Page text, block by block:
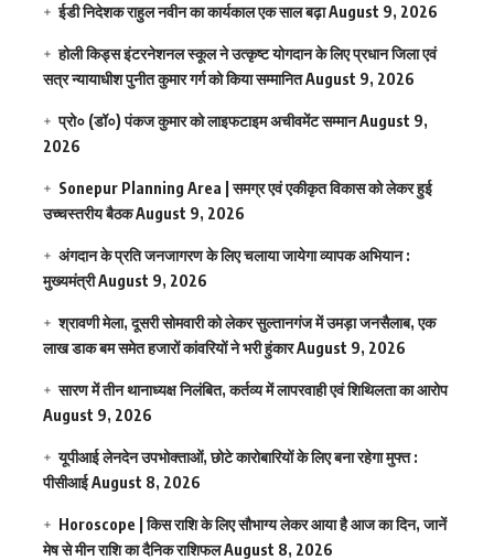
ईडी निदेशक राहुल नवीन का कार्यकाल एक साल बढ़ाAugust 9, 2026
होली किड्स इंटरनेशनल स्कूल ने उत्कृष्ट योगदान के लिए प्रधान जिला एवं
सत्र न्यायाधीश पुनीत कुमार गर्ग को किया सम्मानितAugust 9, 2026
प्रो० (डॉ०) पंकज कुमार को लाइफटाइम अचीवमेंट सम्मानAugust 9,
2026
Sonepur Planning Area | समग्र एवं एकीकृत विकास को लेकर हुई
उच्चस्तरीय बैठकAugust 9, 2026
अंगदान के प्रति जनजागरण के लिए चलाया जायेगा व्यापक अभियान :
मुख्यमंत्रीAugust 9, 2026
श्रावणी मेला, दूसरी सोमवारी को लेकर सुल्तानगंज में उमड़ा जनसैलाब, एक
लाख डाक बम समेत हजारों कांवरियों ने भरी हुंकारAugust 9, 2026
सारण में तीन थानाध्यक्ष निलंबित, कर्तव्य में लापरवाही एवं शिथिलता का आरोप
August 9, 2026
यूपीआई लेनदेन उपभोक्ताओं, छोटे कारोबारियों के लिए बना रहेगा मुफ्त :
पीसीआईAugust 8, 2026
Horoscope | किस राशि के लिए सौभाग्य लेकर आया है आज का दिन, जानें
मेष से मीन राशि का दैनिक राशिफलAugust 8, 2026